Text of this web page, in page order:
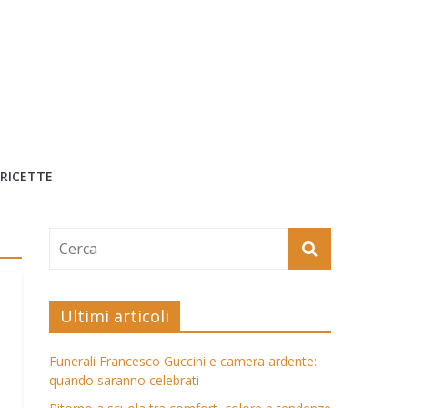
RICETTE
Ultimi articoli
Funerali Francesco Guccini e camera ardente:
quando saranno celebrati